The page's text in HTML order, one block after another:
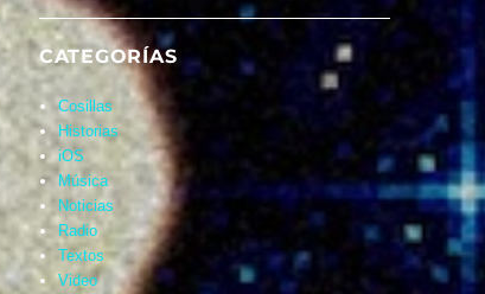
CATEGORÍAS
Cosillas
Historias
iOS
Música
Noticias
Radio
Textos
Video